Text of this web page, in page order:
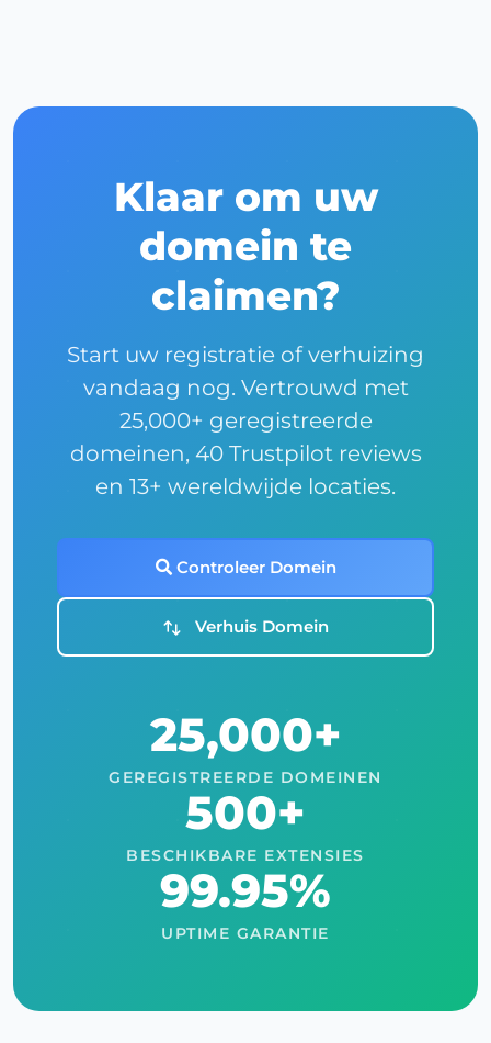
Klaar om uw
domein te
claimen?
Start uw registratie of verhuizing
vandaag nog. Vertrouwd met
25,000+ geregistreerde
domeinen, 40 Trustpilot reviews
en 13+ wereldwijde locaties.
Controleer Domein
Verhuis Domein
25,000+
GEREGISTREERDE DOMEINEN
500+
BESCHIKBARE EXTENSIES
99.95%
UPTIME GARANTIE